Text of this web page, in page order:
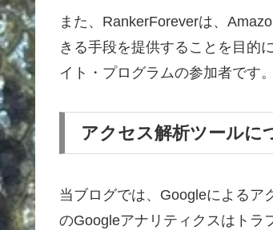
また、RankerForeverは、
きる手段を提供することを目的
イト・プログラムの参加者です。
アクセス解析ツールに
当ブログでは、Googleによるア
のGoogleアナリティクスはトラ